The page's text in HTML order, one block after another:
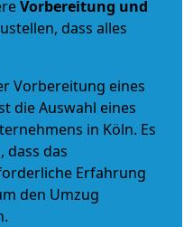
Vorbereitung und
dass alles
Vorbereitung eines
die Auswahl eines
in Köln. Es
dass das
Erfahrung
den Umzug